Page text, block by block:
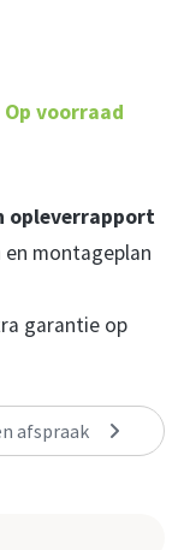
Op voorraad
opleverrapport
en montageplan
garantie op
afspraak